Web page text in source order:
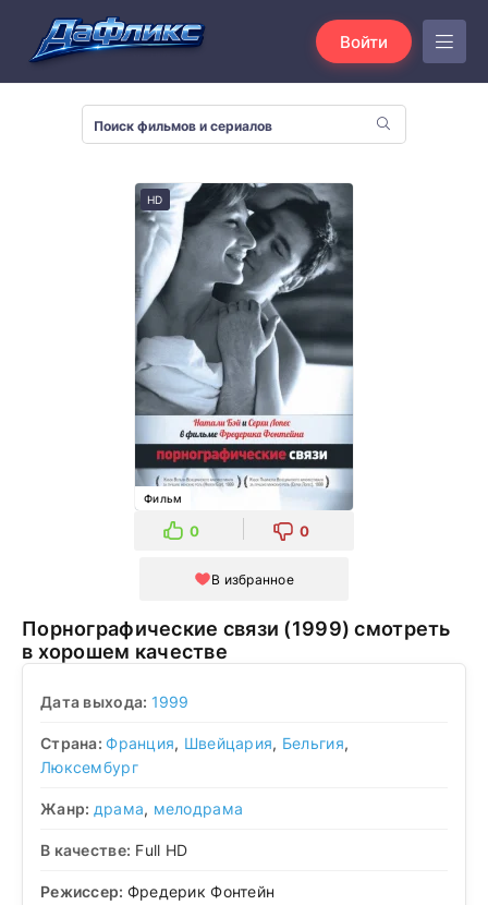
Войти
HD
Фильм
0 0
В избранное
Порнографические связи (1999) смотреть
в хорошем качестве
Дата выхода: 1999
Страна:Франция, Швейцария, Бельгия,
Люксембург
Жанр: драма, мелодрама
В качестве: Full HD
Режиссер: Фредерик Фонтейн